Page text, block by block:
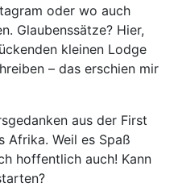
oder wo auch
Glaubenssätze? Hier,
kleinen Lodge
– das erschien mir
aus der First
Afrika. Weil es Spaß
hoffentlich auch! Kann